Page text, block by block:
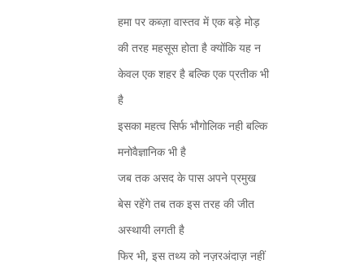
हमा पर कब्ज़ा वास्तव में एक बड़े मोड़
की तरह महसूस होता है क्योंकि यह न
केवल एक शहर है बल्कि एक प्रतीक भी
है
इसका महत्व सिर्फ भौगोलिक नही बल्कि
मनोवैज्ञानिक भी है
जब तक असद के पास अपने प्रमुख
बेस रहेंगे तब तक इस तरह की जीत
अस्थायी लगती है
फिर भी, इस तथ्य को नज़रअंदाज़ नहीं